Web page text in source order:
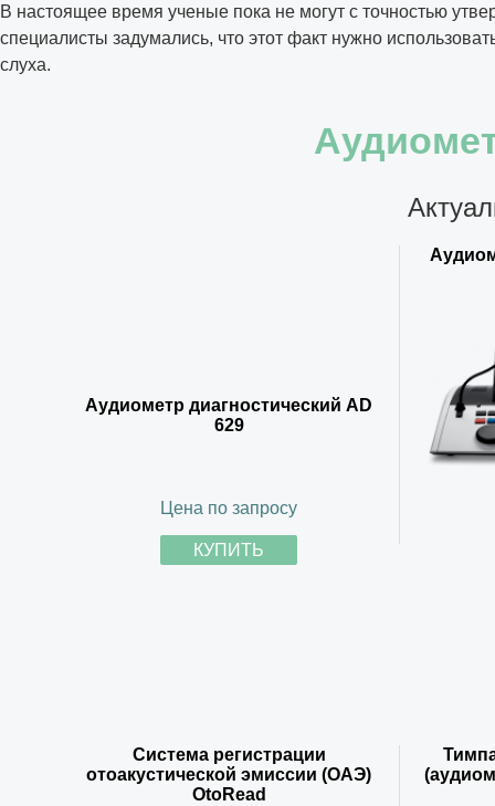
В настоящее время ученые пока не могут с точностью
специалисты задумались, что этот факт нужно
слуха.
Аудиометр диагностический AD
629
Цена по запросу
КУПИТЬ
Система регистрации
отоакустической эмиссии (ОАЭ)
OtoRead